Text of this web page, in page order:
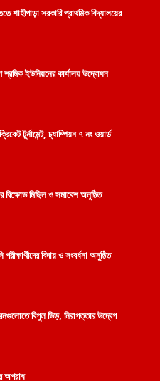
শাহীপাড়া সরকারি প্রাথমিক বিদ্যালয়ের
শ্রমিক ইউনিয়নের কার্যালয় উদ্বোধন
টুর্নামেন্ট, চ্যাম্পিয়ন ৭ নং ওয়ার্ড
মিছিল ও সমাবেশ অনুষ্ঠিত
বিদায় ও সংবর্ধনা অনুষ্ঠিত
বিপুল ভিড়, নিরাপত্তার উদ্বেগ
অপরাধ